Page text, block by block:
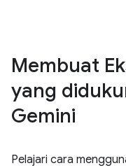
Membuat
yang
Gemini
Pelajari cara